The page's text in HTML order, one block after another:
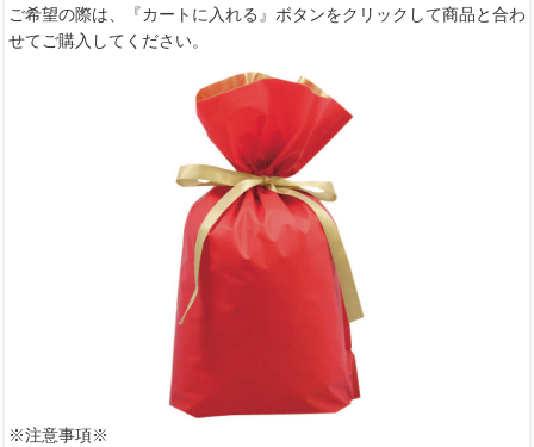
ご希望の際は、『カートに入れる』ボタンをクリックして商品と合わ
せてご購入してください。
※注意事項※